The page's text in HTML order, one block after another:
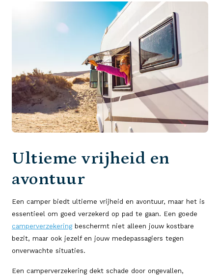
Ultieme vrijheid en
avontuur
Een camper biedt ultieme vrijheid en avontuur, maar het is
essentieel om goed verzekerd op pad te gaan. Een goede
camperverzekering beschermt niet alleen jouw kostbare
bezit, maar ook jezelf en jouw medepassagiers tegen
onverwachte situaties.
Een camperverzekering dekt schade door ongevallen,